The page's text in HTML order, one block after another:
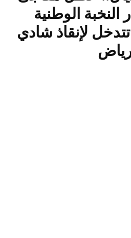
الوطنية
لإنقاذ شادي